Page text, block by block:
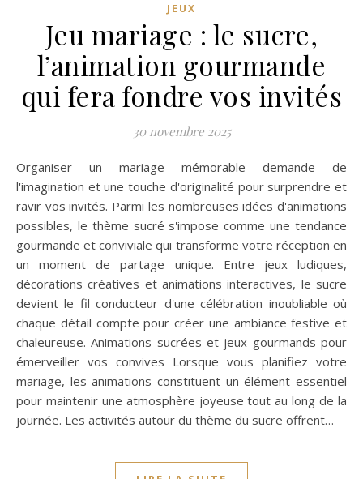
JEUX
Jeu mariage : le sucre,
l’animation gourmande
qui fera fondre vos invités
30 novembre 2025
Organiser un mariage mémorable demande de
l'imagination et une touche d'originalité pour surprendre et
ravir vos invités. Parmi les nombreuses idées d'animations
possibles, le thème sucré s'impose comme une tendance
gourmande et conviviale qui transforme votre réception en
un moment de partage unique. Entre jeux ludiques,
décorations créatives et animations interactives, le sucre
devient le fil conducteur d'une célébration inoubliable où
chaque détail compte pour créer une ambiance festive et
chaleureuse. Animations sucrées et jeux gourmands pour
émerveiller vos convives Lorsque vous planifiez votre
mariage, les animations constituent un élément essentiel
pour maintenir une atmosphère joyeuse tout au long de la
journée. Les activités autour du thème du sucre offrent…